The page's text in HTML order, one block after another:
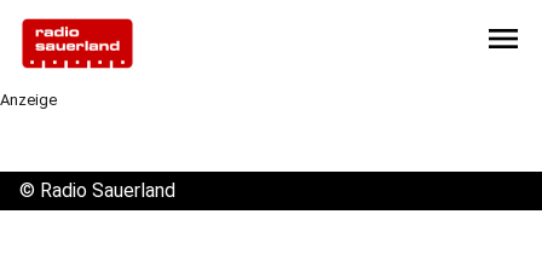
menu
Anzeige
© Radio Sauerland